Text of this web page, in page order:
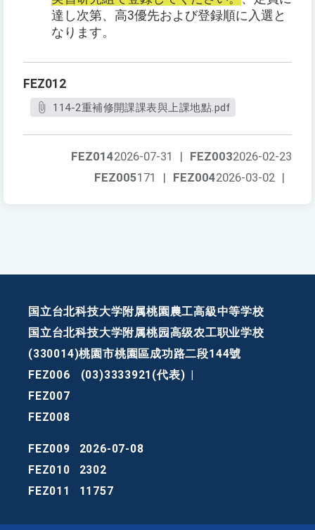
達し次第、高3優先および登録順に入選と
なります。
FEZ012
114-2重補修開課課表與上課地點.pdf
FEZ0032026-02-23
FEZ0142026-07-31
|
FEZ0042026-03-02 |
FEZ005171 |
国立台北科技大学附属桃園農工高級中等学校
国立台北科技大学附属桃园高级农工职业学校
(330014)桃園市桃園區成功路二段144號
FEZ006
(03)3333921(代表)
FEZ007
FEZ008
FEZ009
2026-07-08
FEZ010
2302
FEZ011
11757